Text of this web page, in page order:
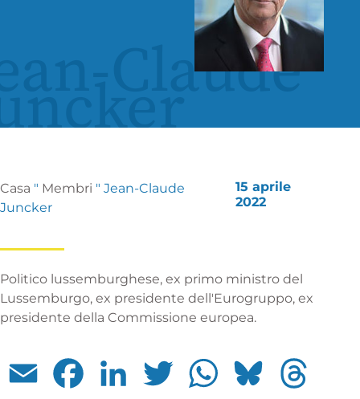
Claude
Casa " Membri " Jean-Claude
Juncker
15 aprile
2022
Politico lussemburghese, ex primo ministro del
Lussemburgo, ex presidente dell'Eurogruppo, ex
presidente della Commissione europea.
Email Facebook LinkedIn Twitter WhatsApp Bluesky